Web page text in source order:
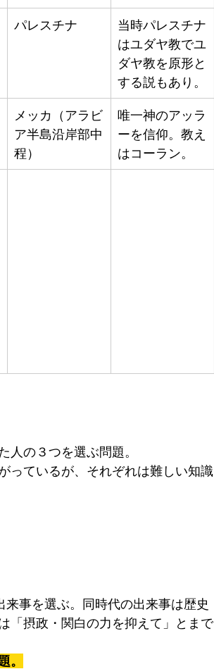
パレスチナ
当時パレスチナ
はユダヤ教でユ
ダヤ教を原形と
する説もあり。
メッカ（アラビ
ア半島沿岸部中
程）
唯一神のアッラ
ーを信仰。教え
はコーラン。
の３つを選ぶ問題。
っているが、それぞれは難しい知識
事を選ぶ。同時代の出来事は歴史
「摂政・関白の力を抑えて」とまで
。